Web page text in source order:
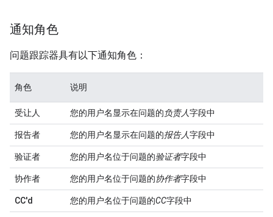
通知角色
问题跟踪器具有以下通知角色：
角色 说明
受让人 您的用户名显示在问题的负责人字段中
报告者 您的用户名显示在问题的报告人字段中
验证者 您的用户名位于问题的验证者字段中
协作者 您的用户名位于问题的协作者字段中
CC'd 您的用户名位于问题的CC字段中